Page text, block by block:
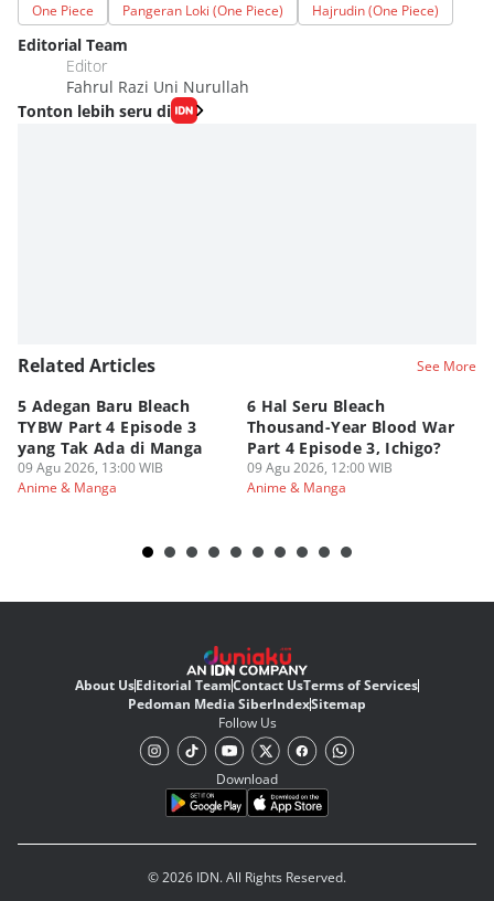
One Piece Pangeran Loki (One Piece) Hajrudin (One Piece)
Editorial Team
Editor
Fahrul Razi Uni Nurullah
Tonton lebih seru di
Related Articles See More
5 Adegan Baru Bleach
TYBW Part 4 Episode 3
yang Tak Ada di Manga
09 Agu 2026, 13:00 WIB
Anime & Manga
6 Hal Seru Bleach
Thousand-Year Blood War
Part 4 Episode 3, Ichigo?
09 Agu 2026, 12:00 WIB
Anime & Manga
About UsEditorial TeamContact UsTerms of Services
Pedoman Media SiberIndexSitemap
Follow Us
Download
© 2026 IDN. All Rights Reserved.